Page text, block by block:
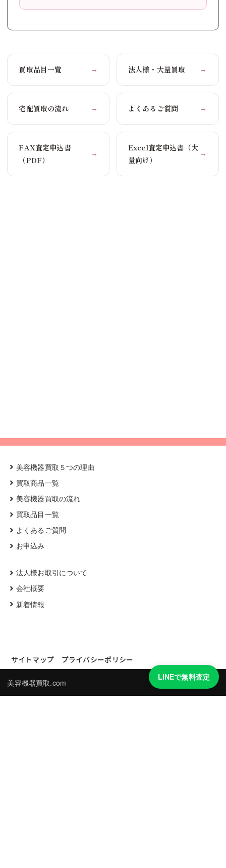
買取品目一覧 → 法人様・大量買取 →
宅配買取の流れ → よくあるご質問 →
FAX査定申込書
（PDF）
→
Excel査定申込書（大
量向け）
→
美容機器買取５つの理由
買取商品一覧
美容機器買取の流れ
買取品目一覧
よくあるご質問
お申込み
法人様お取引について
会社概要
新着情報
サイトマップ プライバシーポリシー
美容機器買取.com
LINEで無料査定